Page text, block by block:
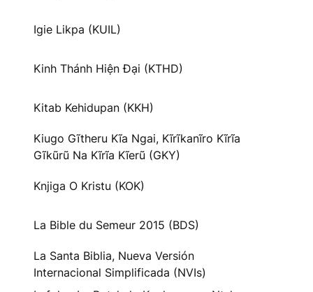
Igie Likpa (KUIL)
Kinh Thánh Hiện Đại (KTHD)
Kitab Kehidupan (KKH)
Kiugo Gĩtheru Kĩa Ngai, Kĩrĩkanĩro Kĩrĩa
Gĩkũrũ Na Kĩrĩa Kĩerũ (GKY)
Knjiga O Kristu (KOK)
La Bible du Semeur 2015 (BDS)
La Santa Biblia, Nueva Versión
Internacional Simplificada (NVIs)